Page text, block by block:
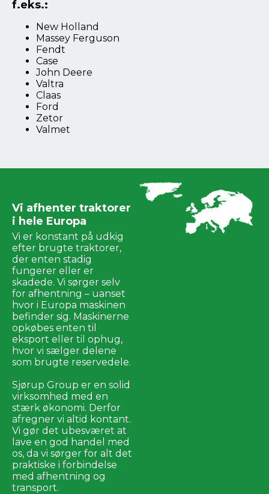
f.eks.:
New Holland
Massey Ferguson
Fendt
Case
John Deere
Valtra
Claas
Ford
Zetor
Valmet
Vi afhenter traktorer
i hele Europa
Vi er konstant på udkig
efter brugte traktorer,
der enten stadig
fungerer eller er
skadede. Vi sørger selv
for afhentning – uanset
hvor i Europa maskinen
befinder sig. Maskinerne
opkøbes enten til
eksport eller til ophug,
hvor vi sælger delene
som brugte reservedele.
Sjørup Group er en solid
virksomhed med en
stærk økonomi. Derfor
afregner vi altid kontant.
Vi gør det ubesværet at
lave en god handel med
os, da vi sørger for alt det
praktiske i forbindelse
med afhentning og
transport.